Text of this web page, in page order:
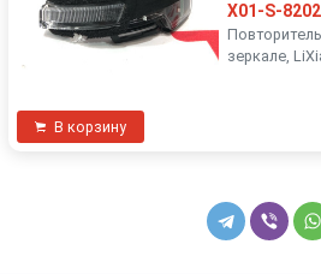
X01-S-
зеркале,
В корзину